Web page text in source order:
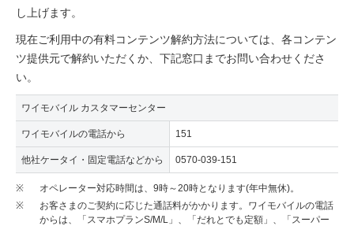
し上げます。
現在ご利用中の有料コンテンツ解約方法については、各コンテン
ツ提供元で解約いただくか、下記窓口までお問い合わせくださ
い。
ワイモバイル カスタマーセンター
ワイモバイルの電話から 151
他社ケータイ・固定電話などから 0570-039-151
※
オペレーター対応時間は、9時～20時となります(年中無休)。
※
お客さまのご契約に応じた通話料がかかります。ワイモバイルの電話
からは、「スマホプランS/M/L」、「だれとでも定額」、「スーパー